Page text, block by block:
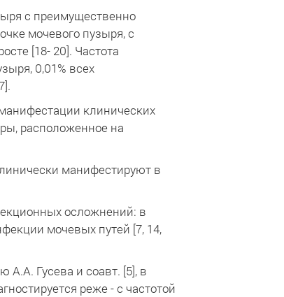
с преимущественно
мочевого пузыря, с
[18- 20]. Частота
0,01% всех
клинических
расположенное на
манифестируют в
осложнений: в
мочевых путей [7, 14,
А.А. Гусева и соавт. [5], в
реже - с частотой